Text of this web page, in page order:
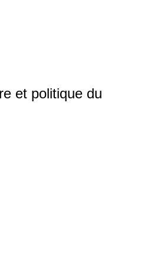
et politique du